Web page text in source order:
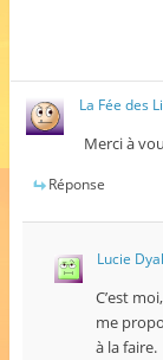
La Fée des
Merci à
Réponse
Lucie Dyal
C’est
me
à la faire.